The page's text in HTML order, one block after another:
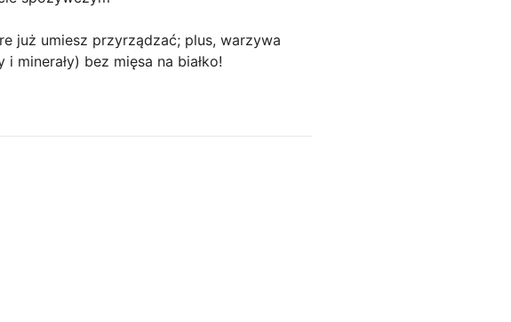
już umiesz przyrządzać; plus, warzywa
minerały) bez mięsa na białko!